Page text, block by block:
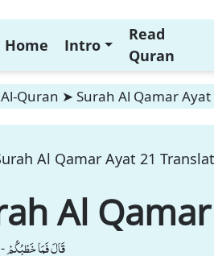
Home Intro
Read
Quran
Al-Quran ➤ Surah Al Qamar
Al Qamar Ayat 21
Al Qamar
قَالَ فَمَا خَطْبُكُمْ